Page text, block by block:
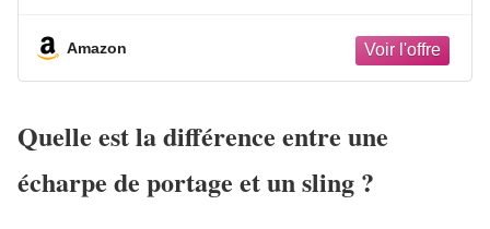
Amazon
Quelle est la différence entre une
écharpe de portage et un sling ?